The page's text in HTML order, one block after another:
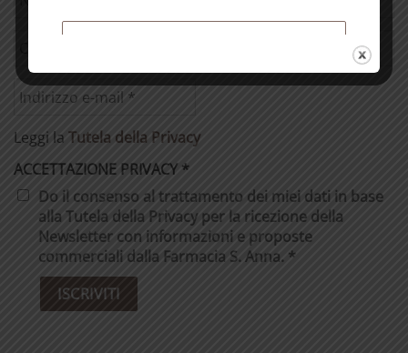
Leggi la Tutela della Privacy
ACCETTAZIONE PRIVACY *
Do il consenso al trattamento dei miei dati in base
alla Tutela della Privacy per la ricezione della
Newsletter con informazioni e proposte
commerciali dalla Farmacia S. Anna. *
superiori a € 50